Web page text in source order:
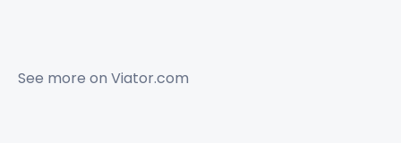
See more on Viator.com